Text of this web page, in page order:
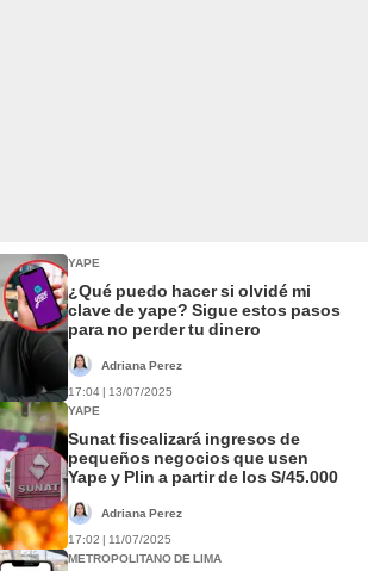
YAPE
¿Qué puedo hacer si olvidé mi
clave de yape? Sigue estos pasos
para no perder tu dinero
Adriana Perez
17:04 | 13/07/2025
YAPE
Sunat fiscalizará ingresos de
pequeños negocios que usen
Yape y Plin a partir de los S/45.000
Adriana Perez
17:02 | 11/07/2025
METROPOLITANO DE LIMA